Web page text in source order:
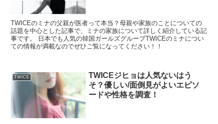
TWICEのミナの父親が医者って本当？母親や家族のことについての
話題を中心とした記事で、ミナの家族について詳しく紹介している記
事です。 日本でも人気の韓国ガールズグループTWICEのミナについ
ての情報が満載なのでぜひご覧になってください！！
TWICE
TWICEジヒョは人気ないはう
そ？優しい/面倒見がよいエピソ
ードや性格を調査！